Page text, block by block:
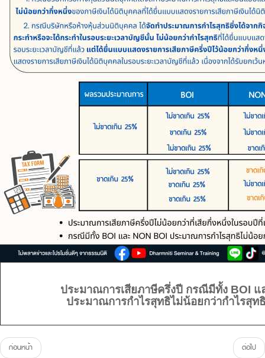
ประมาณการเสียภาษีครึ่งปี กรณีมีทั้ง BOI แ
ประมาณการกำไรสุทธิไม่น้อยกว่ากำไรสุท
ก่อนหน้า ต่อไป